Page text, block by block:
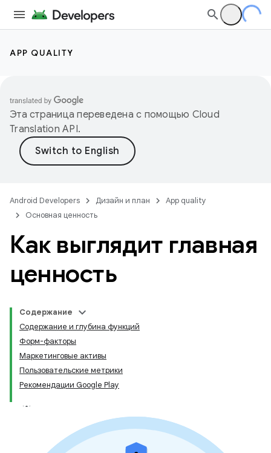
APP QUALITY
Эта страница переведена с помощью Cloud
Translation API.
Android Developers Дизайн и план
App quality
Основная ценность
Как выглядит главная
ценность
Содержание
Содержание и глубина функций
Форм-факторы
Маркетинговые активы
Пользовательские метрики
Рекомендации Google Play